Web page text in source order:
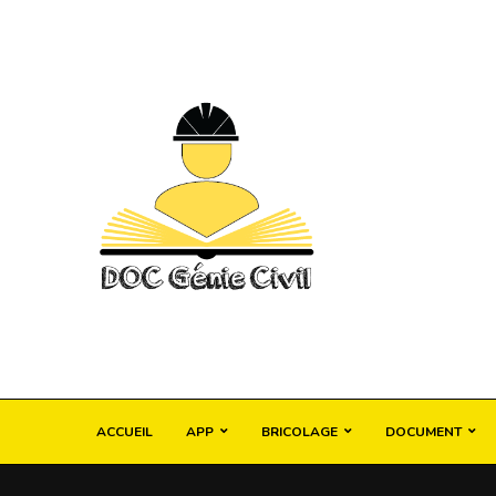
ACCUEIL APP BRICOLAGE DOCUMENT